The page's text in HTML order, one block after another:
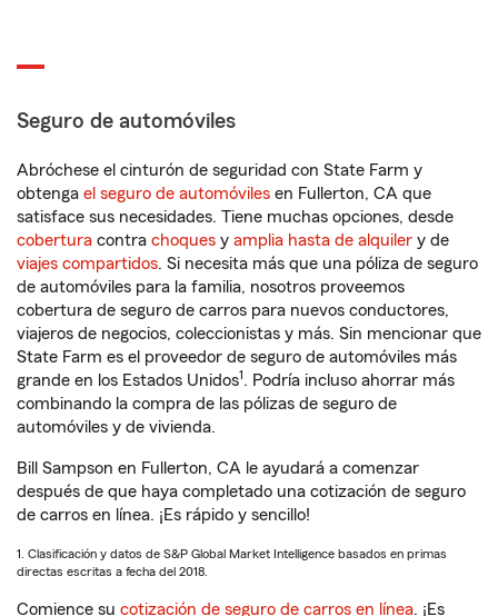
Seguro de automóviles
Abróchese el cinturón de seguridad con State Farm y
obtenga el seguro de automóviles en Fullerton, CA que
satisface sus necesidades. Tiene muchas opciones, desde
cobertura contra choques y amplia hasta de alquiler y de
viajes compartidos. Si necesita más que una póliza de seguro
de automóviles para la familia, nosotros proveemos
cobertura de seguro de carros para nuevos conductores,
viajeros de negocios, coleccionistas y más. Sin mencionar que
State Farm es el proveedor de seguro de automóviles más
grande en los Estados Unidos1. Podría incluso ahorrar más
combinando la compra de las pólizas de seguro de
automóviles y de vivienda.
Bill Sampson en Fullerton, CA le ayudará a comenzar
después de que haya completado una cotización de seguro
de carros en línea. ¡Es rápido y sencillo!
1. Clasificación y datos de S&P Global Market Intelligence basados en primas
directas escritas a fecha del 2018.
Comience su cotización de seguro de carros en línea. ¡Es